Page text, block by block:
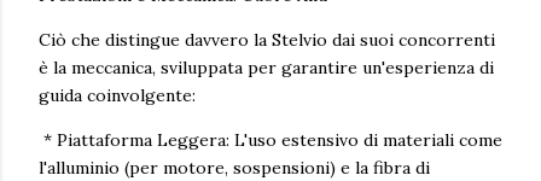
Ciò che distingue davvero la Stelvio dai suoi concorrenti
è la meccanica, sviluppata per garantire un'esperienza di
guida coinvolgente:
* Piattaforma Leggera: L'uso estensivo di materiali come
l'alluminio (per motore, sospensioni) e la fibra di